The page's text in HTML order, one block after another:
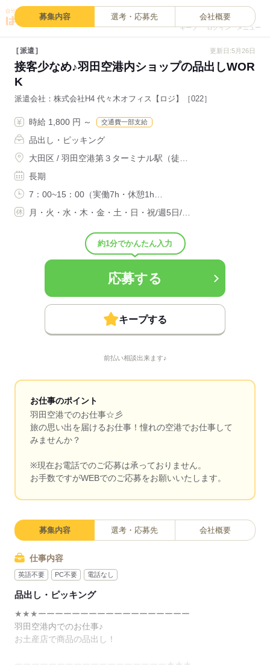
キープ ログイン メニュー
募集内容 選考・応募先 会社概要
派遣 更新日:5月26日
接客少なめ♪羽田空港内ショップの品出しWOR
K
派遣会社 株式会社H4 代々木オフィス【ロジ】［022］
時給 1,800 円 ～ 交通費一部支給
品出し・ピッキング
大田区 / 羽田空港第３ターミナル駅（徒…
長期
7：00~15：00（実働7h・休憩1h…
月・火・水・木・金・土・日・祝/週5日/…
約1分でかんたん入力
応募する
キープする
前払い相談出来ます♪
お仕事のポイント
羽田空港でのお仕事☆彡
旅の思い出を届けるお仕事！憧れの空港でお仕事して
みませんか？
※現在お電話でのご応募は承っておりません。
お手数ですがWEBでのご応募をお願いいたします。
募集内容 選考・応募先 会社概要
仕事内容
英語不要 PC不要 電話なし
品出し・ピッキング
★★★ーーーーーーーーーーーーーーーーーー
羽田空港内でのお仕事♪
お土産店で商品の品出し！